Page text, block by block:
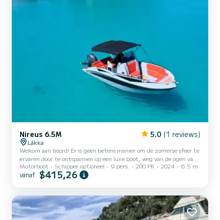
Nireus 6.5M 5.0 (1 reviews)
Lákka
Welkom aan boord! Er is geen betere manier om de zomerse sfeer te
ervaren door te ontspannen op een luxe boot, weg van de ogen van
andere reizigers, genietend van de felle Griekse zon met de zilte
bries, waarbij u zich comfortabel voelt in absolute privacy. Verken
verborgen grotten en nog veel meer ... MODEL: NIREUS 2024
MOTOR: YAMAHA 200PK AFMETINGEN: 6,50 x 2,50 PERS...
Motorboot Schipper optioneel 9 pers. 200 PK 2024 6.5 m
vanaf $415,26